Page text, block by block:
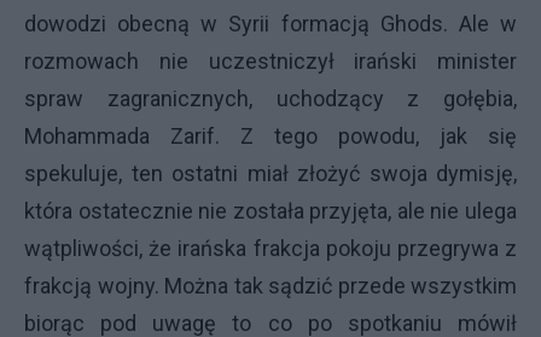
dowodzi obecną w Syrii formacją Ghods. Ale w
rozmowach nie uczestniczył irański minister
spraw zagranicznych, uchodzący z gołębia,
Mohammada Zarif. Z tego powodu, jak się
spekuluje, ten ostatni miał złożyć swoja dymisję,
która ostatecznie nie została przyjęta, ale nie ulega
wątpliwości, że irańska frakcja pokoju przegrywa z
frakcją wojny. Można tak sądzić przede wszystkim
biorąc pod uwagę to co po spotkaniu mówił